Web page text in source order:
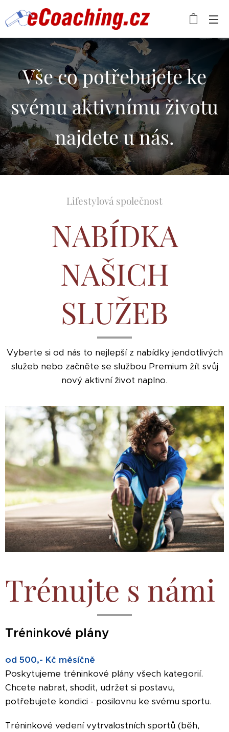
Vše co potřebujete ke
svému aktivnímu životu
najdete u nás.
Lifestylová společnost
NABÍDKA
NAŠICH
SLUŽEB
Vyberte si od nás to nejlepší z nabídky jendotlivých
služeb nebo začněte se službou Premium žít svůj
nový aktivní život naplno.
Trénujte s námi
Tréninkové plány
od 500,- Kč měsíčně
Poskytujeme tréninkové plány všech kategorií.
Chcete nabrat, shodit, udržet si postavu,
potřebujete kondici - posilovnu ke svému sportu.
Tréninkové vedení vytrvalostních sportů (běh,